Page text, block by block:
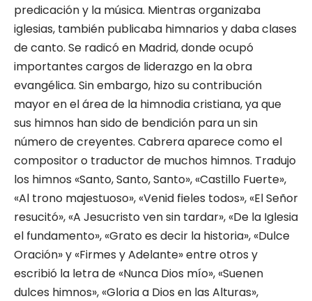
predicación y la música. Mientras organizaba
iglesias, también publicaba himnarios y daba clases
de canto. Se radicó en Madrid, donde ocupó
importantes cargos de liderazgo en la obra
evangélica. Sin embargo, hizo su contribución
mayor en el área de la himnodia cristiana, ya que
sus himnos han sido de bendición para un sin
número de creyentes. Cabrera aparece como el
compositor o traductor de muchos himnos. Tradujo
los himnos «Santo, Santo, Santo», «Castillo Fuerte»,
«Al trono majestuoso», «Venid fieles todos», «El Señor
resucitó», «A Jesucristo ven sin tardar», «De la Iglesia
el fundamento», «Grato es decir la historia», «Dulce
Oración» y «Firmes y Adelante» entre otros y
escribió la letra de «Nunca Dios mío», «Suenen
dulces himnos», «Gloria a Dios en las Alturas»,